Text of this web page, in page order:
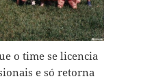
o time se licencia
e só retorna